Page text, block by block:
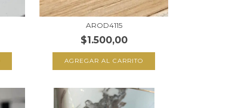
AROD4115
$1.500,00
AGREGAR AL CARRITO